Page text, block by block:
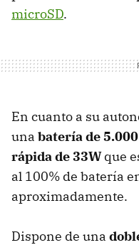
microSD.
En cuanto a su
una batería de
rápida de 33Wque
al 100% de batería
aproximadamente.
Dispone de una